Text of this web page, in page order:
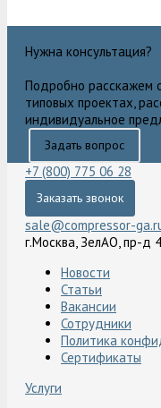
Нужна консультация?
Подробно расскажем
типовых проектах,
индивидуальное
Задать вопрос
+7 (800) 775 06 28
Заказать звонок
sale@compressor-
г.Москва, ЗелАО, пр-д
Новости
Статьи
Вакансии
Сотрудники
Политика
Сертификаты
Услуги